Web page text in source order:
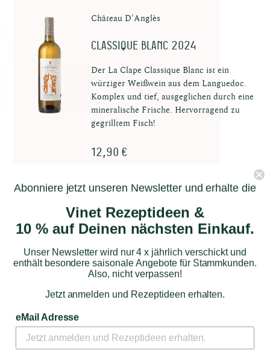
Château D'Anglès
Classique Blanc 2024
Der La Clape Classique Blanc ist ein
würziger Weißwein aus dem Languedoc.
Komplex und tief, ausgeglichen durch eine
mineralische Frische. Hervorragend zu
gegrilltem Fisch!
12,90 €
Zum Produkt
Domaine de la Chauvinière
Jérémie
Huchet
Abonniere jetzt unseren Newsletter und erhalte die
Vinet Rezeptideen &
10 % auf Deinen nächsten Einkauf.
Unser Newsletter wird nur 4 x jährlich verschickt und
enthält besondere saisonale Angebote für Stammkunden.
Also, nicht verpassen!
Jetzt anmelden und Rezeptideen erhalten.
eMail Adresse